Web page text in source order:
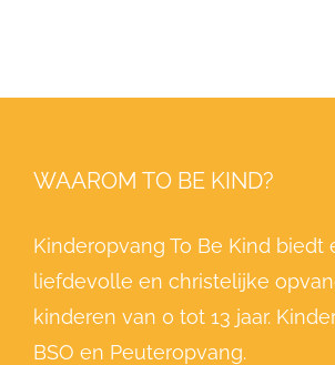
WAAROM TO BE KIND?
Kinderopvang To Be Kind biedt
liefdevolle en christelijke
kinderen van 0 tot 13 jaar.
BSO en Peuteropvang.